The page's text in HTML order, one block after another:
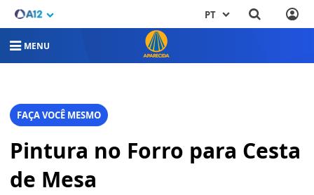
PT
MENU
FAÇA VOCÊ MESMO
Pintura no Forro para Cesta
de Mesa